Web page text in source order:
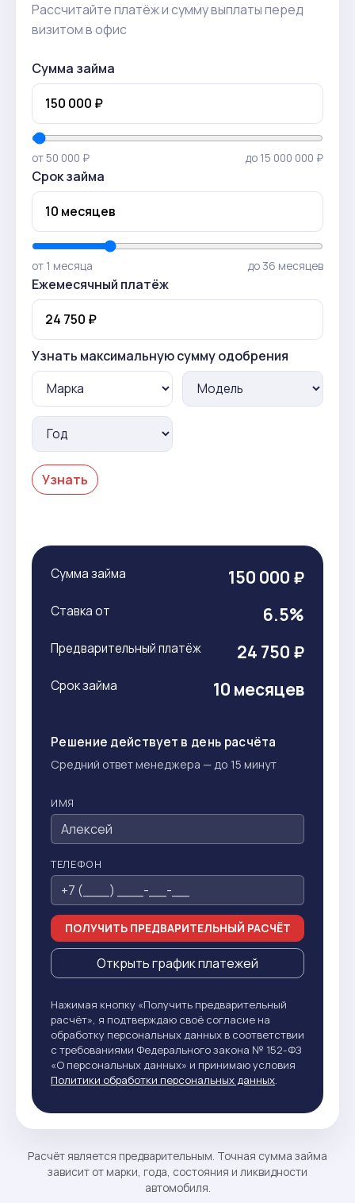
Рассчитайте платёж и сумму выплаты перед
визитом в офис
Сумма займа
от 50 000 ₽ до 15 000 000 ₽
Срок займа
от 1 месяца до 36 месяцев
Ежемесячный платёж
Узнать максимальную сумму одобрения
Узнать
Сумма займа 150 000 ₽
Ставка от 6.5%
Предварительный платёж 24 750 ₽
Срок займа 10 месяцев
Решение действует в день расчёта
Средний ответ менеджера — до 15 минут
ИМЯ
ТЕЛЕФОН
ПОЛУЧИТЬ ПРЕДВАРИТЕЛЬНЫЙ РАСЧЁТ
Открыть график платежей
Нажимая кнопку «Получить предварительный
расчёт», я подтверждаю своё согласие на
обработку персональных данных в соответствии
с требованиями Федерального закона № 152-ФЗ
«О персональных данных» и принимаю условия
Политики обработки персональных данных.
Расчёт является предварительным. Точная сумма займа
зависит от марки, года, состояния и ликвидности
автомобиля.